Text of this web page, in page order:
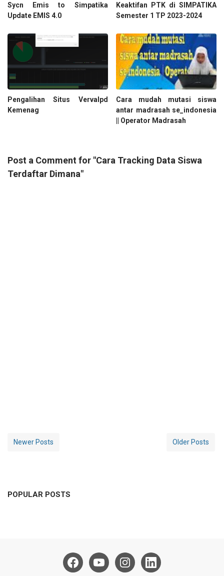
Sycn Emis to Simpatika
Update EMIS 4.0
Keaktifan PTK di SIMPATIKA
Semester 1 TP 2023-2024
Pengalihan Situs Vervalpd
Kemenag
Cara mudah mutasi siswa
antar madrasah se_indonesia
|| Operator Madrasah
Post a Comment for "Cara Tracking Data Siswa
Terdaftar Dimana"
Newer Posts Older Posts
POPULAR POSTS